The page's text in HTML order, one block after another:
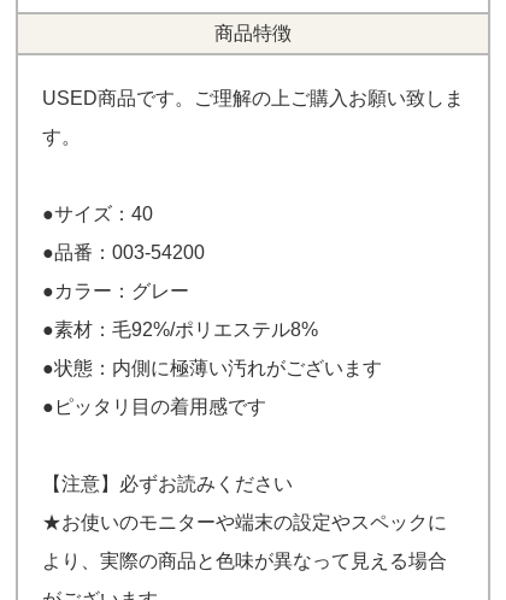
商品特徴
USED商品です。ご理解の上ご購入お願い致しま
す。
●サイズ：40
●品番：003-54200
●カラー：グレー
●素材：毛92%/ポリエステル8%
●状態：内側に極薄い汚れがございます
●ピッタリ目の着用感です
【注意】必ずお読みください
★お使いのモニターや端末の設定やスペックに
より、実際の商品と色味が異なって見える場合